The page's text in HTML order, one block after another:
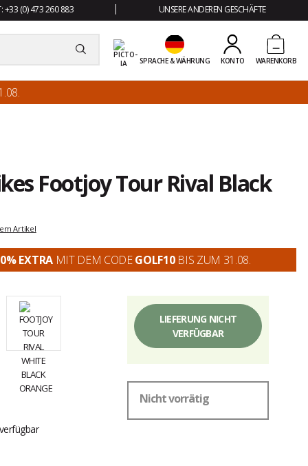
+33 (0) 473 260 883 UNSERE ANDEREN GESCHÄFTE
SPRACHE & WÄHRUNG KONTO WARENKORB
Footjoy Tour Rival Black
Artikel
EXTRAMIT DEM CODEGOLF10BIS ZUM 31.08.
LIEFERUNG NICHT
VERFÜGBAR
Nicht vorrätig